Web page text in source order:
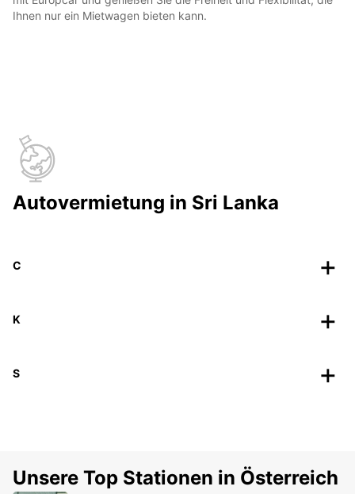
Ihnen nur ein Mietwagen bieten kann.
Autovermietung in Sri Lanka
C
K
S
Unsere Top Stationen in Österreich